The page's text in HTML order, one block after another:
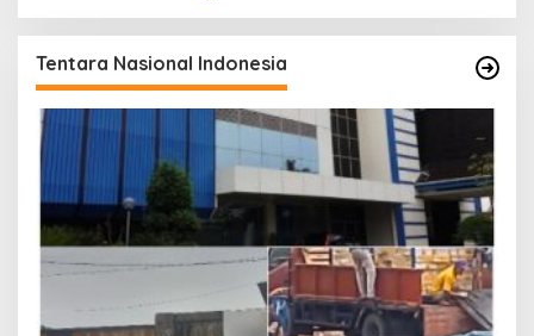
Tentara Nasional Indonesia